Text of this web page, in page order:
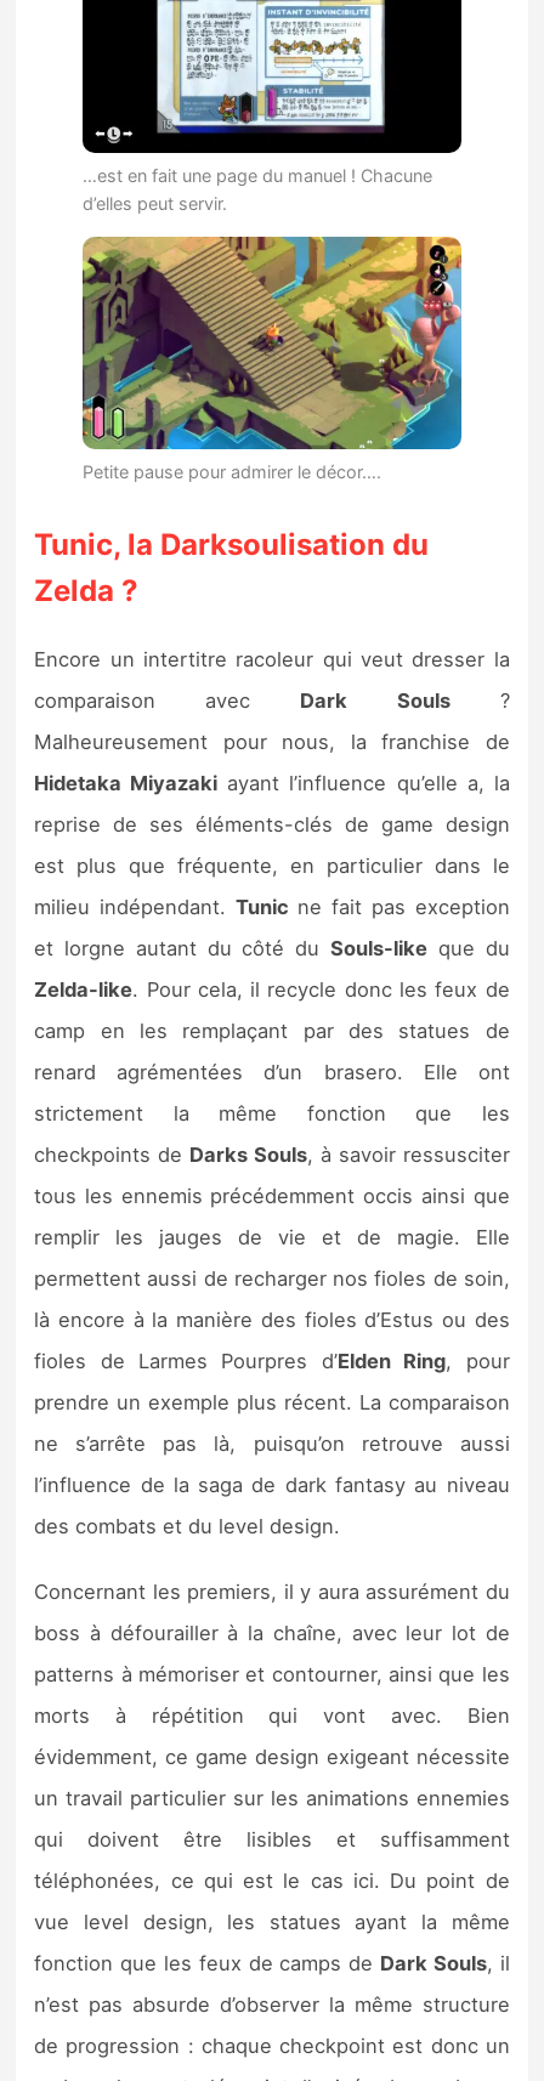
…est en fait une page du manuel ! Chacune
d’elles peut servir.
Petite pause pour admirer le décor….
Tunic, la Darksoulisation du
Zelda ?
Encore un intertitre racoleur qui veut dresser la
comparaison avec Dark Souls?
Malheureusement pour nous, la franchise de
Hidetaka Miyazaki ayant l’influence qu’elle a, la
reprise de ses éléments-clés de game design
est plus que fréquente, en particulier dans le
milieu indépendant. Tunic ne fait pas exception
et lorgne autant du côté duSouls-like que du
Zelda-like. Pour cela, il recycle donc les feux de
camp en les remplaçant par des statues de
renard agrémentées d’un brasero. Elle ont
strictement la même fonction que les
checkpoints de Darks Souls, à savoir ressusciter
tous les ennemis précédemment occis ainsi que
remplir les jauges de vie et de magie. Elle
permettent aussi de recharger nos fioles de soin,
là encore à la manière des fioles d’Estus ou des
fioles de Larmes Pourpres d’Elden Ring, pour
prendre un exemple plus récent. La comparaison
ne s’arrête pas là, puisqu’on retrouve aussi
l’influence de la saga de dark fantasy au niveau
des combats et du level design.
Concernant les premiers, il y aura assurément du
boss à défourailler à la chaîne, avec leur lot de
patterns à mémoriser et contourner, ainsi que les
morts à répétition qui vont avec. Bien
évidemment, ce game design exigeant nécessite
un travail particulier sur les animations ennemies
qui doivent être lisibles et suffisamment
téléphonées, ce qui est le cas ici. Du point de
vue level design, les statues ayant la même
fonction que les feux de camps de Dark Souls, il
n’est pas absurde d’observer la même structure
de progression : chaque checkpoint est donc un